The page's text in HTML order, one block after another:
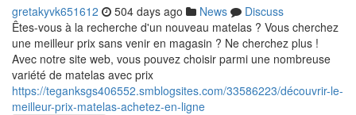
gretakyvk651612 504 days ago News
Discuss
Êtes-vous à la recherche d'un nouveau matelas ? Vous cherchez
une meilleur prix sans venir en magasin ? Ne cherchez plus !
Avec notre site web, vous pouvez choisir parmi une nombreuse
variété de matelas avec prix
https://teganksgs406552.smblogsites.com/33586223/découvrir-le-
meilleur-prix-matelas-achetez-en-ligne